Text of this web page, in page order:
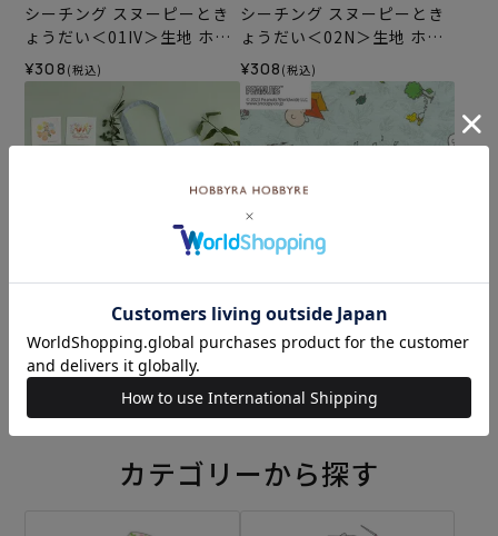
シーチング スヌーピーとき
ょうだい＜01IV＞生地 ホビ
ーラホビーレデザインコレ
クション
¥308 (税込)
シーチング スヌーピーとき
ょうだい＜02N＞生地 ホビ
ーラホビーレデザインコレ
クション
¥308 (税込)
シーチング パネルクロス
ピーターラビット（TM）＆
フラワー＜01X＞生地 ホビ
ーラホビーレデザインコレ
クション
¥3,080(税込)
シーチング スヌーピー＆フ
レンズ＜02B＞生地 ホビー
ション
¥308(税込)
カテゴリーから探す